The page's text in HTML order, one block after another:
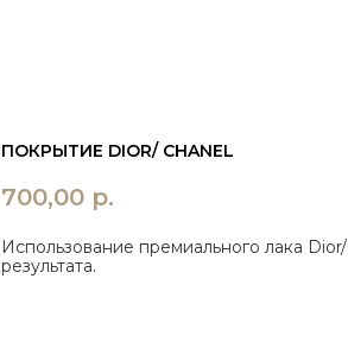
ПОКРЫТИЕ DIOR/ CHANEL
700,00 р.
Использование премиального лака
результата.